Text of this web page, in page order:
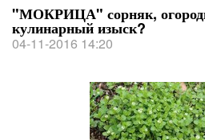
"МОКРИЦА" сорняк,
кулинарный изыск?
04-11-2016 14:20